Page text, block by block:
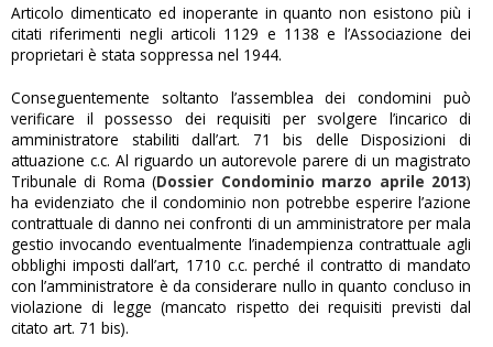
Articolo dimenticato ed inoperante in quanto non esistono più i
citati riferimenti negli articoli 1129 e 1138 e l’Associazione dei
proprietari è stata soppressa nel 1944.
Conseguentemente soltanto l’assemblea dei condomini può
verificare il possesso dei requisiti per svolgere l’incarico di
amministratore stabiliti dall’art. 71 bis delle Disposizioni di
attuazione c.c. Al riguardo un autorevole parere di un magistrato
Tribunale di Roma (Dossier Condominio marzo aprile 2013)
ha evidenziato che il condominio non potrebbe esperire l’azione
contrattuale di danno nei confronti di un amministratore per mala
gestio invocando eventualmente l’inadempienza contrattuale agli
obblighi imposti dall’art, 1710 c.c. perché il contratto di mandato
con l’amministratore è da considerare nullo in quanto concluso in
violazione di legge (mancato rispetto dei requisiti previsti dal
citato art. 71 bis).